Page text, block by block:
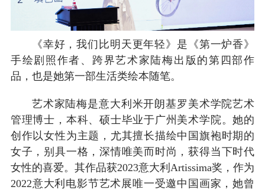
《幸好，我们比明天更年轻》是《第一炉香》
手绘剧照作者、跨界艺术家陆梅出版的第四部作
品，也是她第一部生活类绘本随笔。
艺术家陆梅是意大利米开朗基罗美术学院艺术
管理博士，本科、硕士毕业于广州美术学院。她的
创作以女性为主题，尤其擅长描绘中国旗袍时期的
女子，别具一格，深情唯美而时尚，获得当下时代
女性的喜爱。其作品获2023意大利Artissima奖，作为
2022意大利电影节艺术展唯一受邀中国画家，她曾